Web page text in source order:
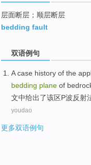
层面断层；顺层断层
bedding fault
双语例句
Acase history of the
bedding plane of
文中给出了该区P波反射
youdao
更多双语例句